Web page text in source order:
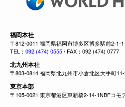
福岡本社
〒812-0011 福岡県福岡市博多区博多駅前2-1-
TEL： 092 (474) 0555/ FAX：092 (474) 0777
北九州本社
〒803-0814 福岡県北九州市小倉北区大手町
東京本部
〒105-0021 東京都港区東新橋2-14-1NBFコモ